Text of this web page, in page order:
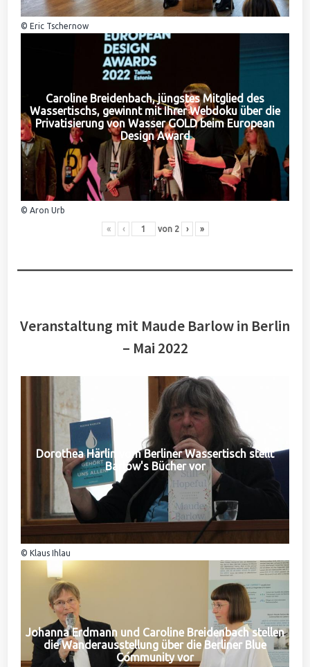
© Eric Tschernow
Caroline Breidenbach, jüngstes Mitglied des
Wassertischs, gewinnt mit Ihrer Webdoku über die
Privatisierung von Wasser GOLD beim European
Design Award
© Aron Urb
« ‹ von 2 › »
Veranstaltung mit Maude Barlow in Berlin
– Mai 2022
Dorothea Härlin vom Berliner Wassertisch stellt
Barlow's Bücher vor
© Klaus Ihlau
Johanna Erdmann und Caroline Breidenbach stellen
die Wanderausstellung über die Berliner Blue
Community vor